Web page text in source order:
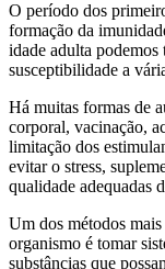
O período dos
formação da
idade adulta podemos
susceptibilidade a
Há muitas formas de
corporal, vacinação,
limitação dos
evitar o stress,
qualidade adequadas
Um dos métodos
organismo é tomar
substâncias que